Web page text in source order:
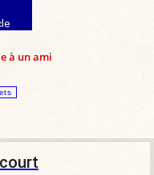
à un ami